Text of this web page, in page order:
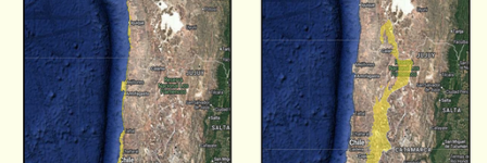
no
Puedes
acceder a
web a
abono